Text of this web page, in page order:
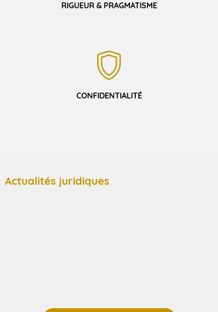
RIGUEUR & PRAGMATISME
CONFIDENTIALITÉ
Actualités juridiques